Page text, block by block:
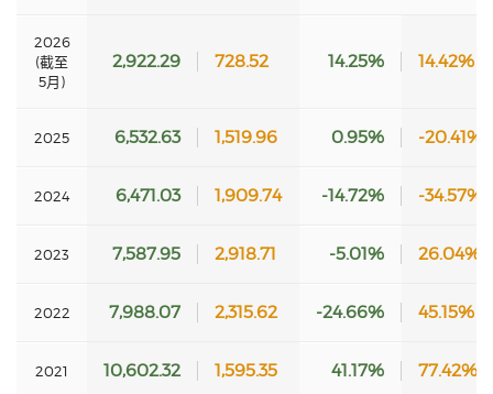
2026
(截至
5月)
2,922.29 728.52 14.25% 14.42%
2025 6,532.63 1,519.96 0.95% -20.41%
2024 6,471.03 1,909.74 -14.72% -34.57%
2023 7,587.95 2,918.71 -5.01% 26.04%
2022 7,988.07 2,315.62 -24.66% 45.15%
2021 10,602.32 1,595.35 41.17% 77.42%